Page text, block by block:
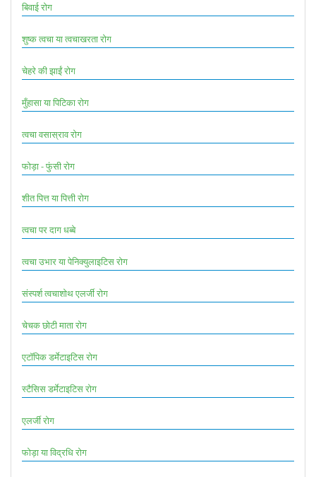
बिवाई रोग
शुष्क त्वचा या त्वचाखरता रोग
चेहरे की झाईं रोग
मुँहासा या पिटिका रोग
त्वचा वसास्राव रोग
फोड़ा - फुंसी रोग
शीत पित्त या पित्ती रोग
त्वचा पर दाग धब्बे
त्वचा उभार या पेनिक्युलाइटिस रोग
संस्पर्श त्वचाशोथ एलर्जी रोग
चेचक छोटी माता रोग
एटॉपिक डर्मेटाइटिस रोग
स्टैसिस डर्मेटाइटिस रोग
एलर्जी रोग
फोड़ा या विद्रधि रोग